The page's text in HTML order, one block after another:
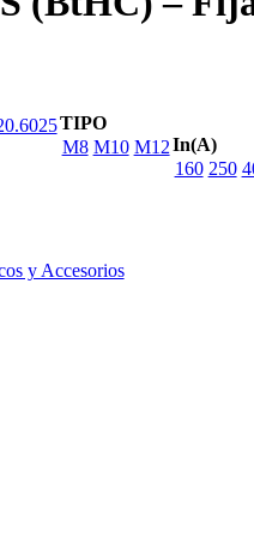
TIPO
M8 M10 M12In(A)
160 250
y Accesorios